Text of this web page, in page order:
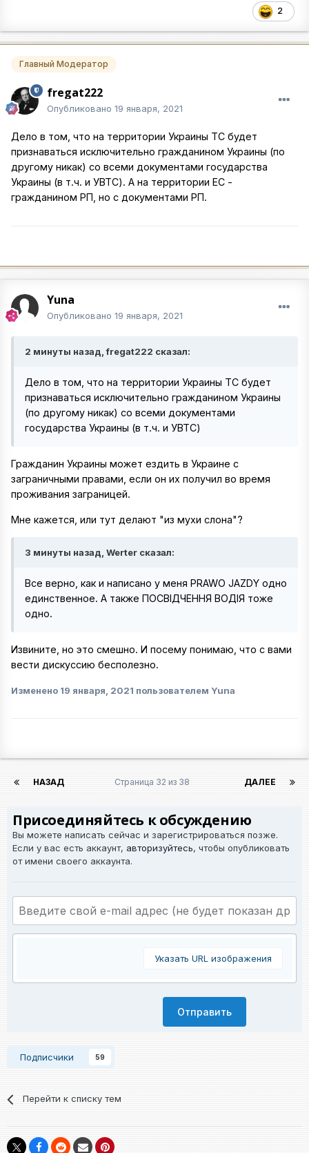
2
Главный Модератор
fregat222
Опубликовано 19 января, 2021
Дело в том, что на территории Украины ТС будет
признаваться исключительно гражданином Украины (по
другому никак) со всеми документами государства
Украины (в т.ч. и УВТС). А на территории ЕС -
гражданином РП, но с документами РП.
Yuna
Опубликовано 19 января, 2021
2 минуты назад, fregat222 сказал:
Дело в том, что на территории Украины ТС будет
признаваться исключительно гражданином Украины
(по другому никак) со всеми документами
государства Украины (в т.ч. и УВТС)
Гражданин Украины может ездить в Украине с
заграничными правами, если он их получил во время
проживания заграницей.
Мне кажется, или тут делают "из мухи слона"?
3 минуты назад, Werter сказал:
Все верно, как и написано у меня PRAWO JAZDY одно
единственное. А также ПОСВIДЧЕННЯ ВОДIЯ тоже
одно.
Извините, но это смешно. И посему понимаю, что с вами
вести дискуссию бесполезно.
Изменено 19 января, 2021 пользователем Yuna
НАЗАД ДАЛЕЕ
Страница 32 из 38
Присоединяйтесь к обсуждению
Вы можете написать сейчас и зарегистрироваться позже.
Если у вас есть аккаунт, авторизуйтесь, чтобы опубликовать
от имени своего аккаунта.
Указать URL изображения
Отправить
Подписчики 59
Перейти к списку тем